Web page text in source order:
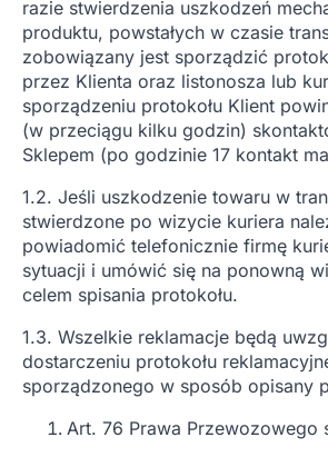
razie stwierdzenia uszkodzeń
produktu, powstałych w czasie
zobowiązany jest sporządzić
przez Klienta oraz listonosza lub
sporządzeniu protokołu Klient
(w przeciągu kilku godzin)
Sklepem (po godzinie 17 kontakt
1.2. Jeśli uszkodzenie towaru w
stwierdzone po wizycie kuriera
powiadomić telefonicznie firmę
sytuacji i umówić się na ponowną
celem spisania protokołu.
1.3. Wszelkie reklamacje będą
dostarczeniu protokołu
sporządzonego w sposób opisany
Art. 76 Prawa Przewozowego